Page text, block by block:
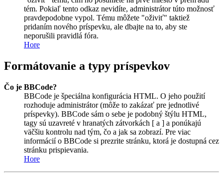
tém. Pokiaľ tento odkaz nevidíte, administrátor túto možnosť
pravdepodobne vypol. Tému môžete "oživiť" taktiež
pridaním nového príspevku, ale dbajte na to, aby ste
neporušili pravidlá fóra.
Hore
Formátovanie a typy príspevkov
Čo je BBCode?
BBCode je špeciálna konfigurácia HTML. O jeho použití
rozhoduje administrátor (môže to zakázať pre jednotlivé
príspevky). BBCode sám o sebe je podobný štýlu HTML,
tagy sú uzavreté v hranatých zátvorkách [ a ] a ponúkajú
väčšiu kontrolu nad tým, čo a jak sa zobrazí. Pre viac
informácií o BBCode si prezrite stránku, ktorá je dostupná cez
stránku prispievania.
Hore